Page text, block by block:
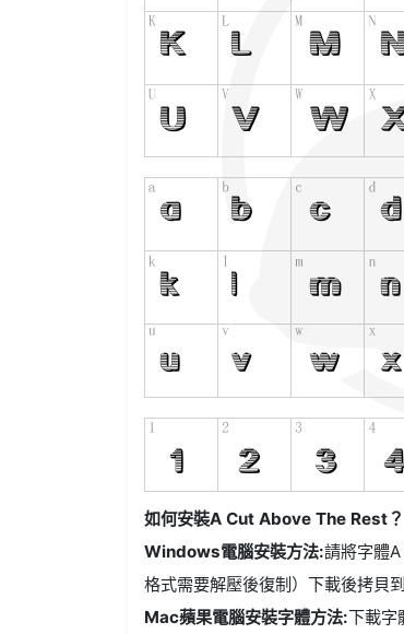
如何安裝A Cut Above The Rest？
Windows電腦安裝方法:請將字體
格式需要解壓後復制）下載後拷貝
Mac蘋果電腦安裝字體方法:下載字